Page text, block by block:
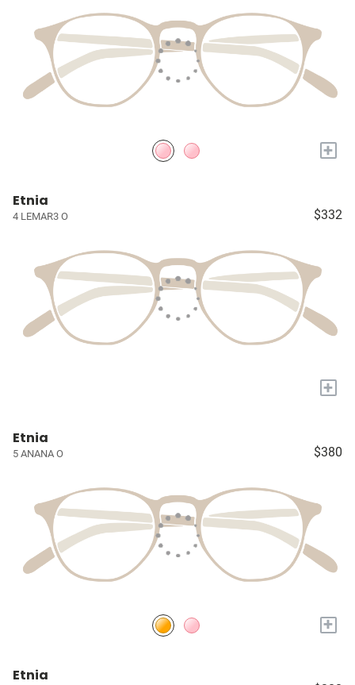
+
Etnia
4 LEMAR3 O $332
+
Etnia
5 ANANA O $380
+
Etnia